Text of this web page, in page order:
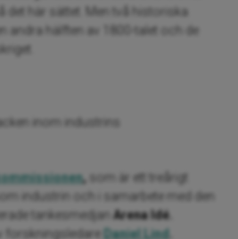
det här sättet. Men två historiska
andra hälften av 1800-talet och de
inom industrins
, som är ett treårigt
industrin och i samarbete med den
tankesmedjan Arena Idé.
forskningsledare
Daniel Lind